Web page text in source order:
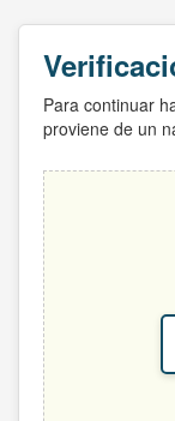
Para continuar
proviene de un